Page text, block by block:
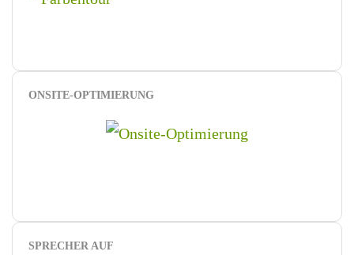
ONSITE-OPTIMIERUNG
SPRECHER AUF